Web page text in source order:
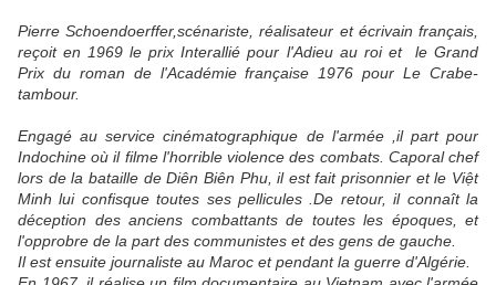
Pierre Schoendoerffer,scénariste, réalisateur et écrivain français,
reçoit en 1969 le prix Interallié pour l'Adieu au roi et le Grand
Prix du roman de l'Académie française 1976 pour Le Crabe-
tambour.
Engagé au service cinématographique de l'armée ,il part pour
Indochine où il filme l'horrible violence des combats. Caporal chef
lors de la bataille de Diên Biên Phu, il est fait prisonnier et le Việt
Minh lui confisque toutes ses pellicules .De retour, il connaît la
déception des anciens combattants de toutes les époques, et
l'opprobre de la part des communistes etdes gens de gauche.
Il est ensuite journaliste au Maroc et pendant la guerre d'Algérie.